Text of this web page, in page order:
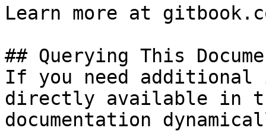
Learn more at
## Querying This
If you need
directly available in
documentation